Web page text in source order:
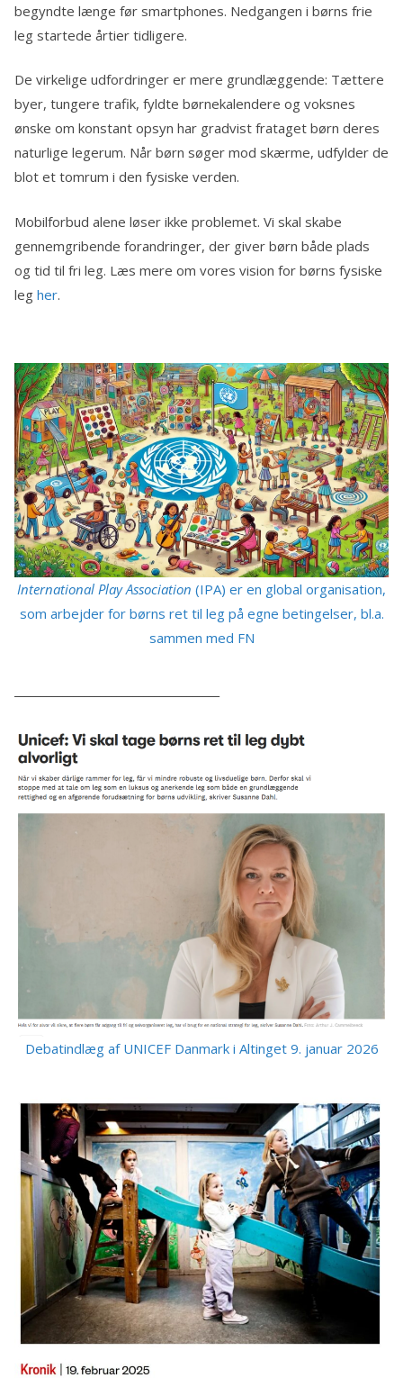
begyndte længe før smartphones. Nedgangen i børns frie
leg startede årtier tidligere.
De virkelige udfordringer er mere grundlæggende: Tættere
byer, tungere trafik, fyldte børnekalendere og voksnes
ønske om konstant opsyn har gradvist frataget børn deres
naturlige legerum. Når børn søger mod skærme, udfylder de
blot et tomrum i den fysiske verden.
Mobilforbud alene løser ikke problemet. Vi skal skabe
gennemgribende forandringer, der giver børn både plads
og tid til fri leg. Læs mere om vores vision for børns fysiske
leg her.
International Play Association (IPA) er en global organisation,
som arbejder for børns ret til leg på egne betingelser, bl.a.
sammen med FN
Debatindlæg af UNICEF Danmark i Altinget 9. januar 2026